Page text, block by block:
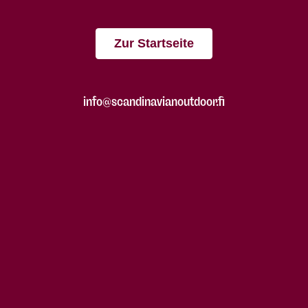
Zur Startseite
info@scandinavianoutdoor.fi